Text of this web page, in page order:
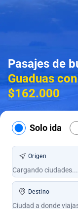
Pasajes de
Guaduas
$162.000
Solo ida
Origen
Destino